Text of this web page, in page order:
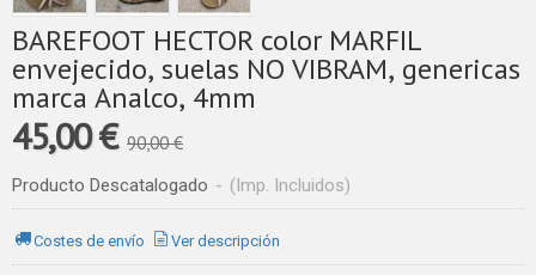
BAREFOOT HECTOR color MARFIL
envejecido, suelas NO VIBRAM, genericas
marca Analco, 4mm
45,00 € 90,00 €
Producto Descatalogado - (Imp. Incluidos)
Costes de envío Ver descripción